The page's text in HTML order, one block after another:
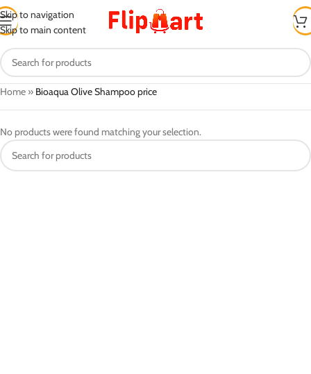
Skip to navigation
Skip to main content
Home » Bioaqua Olive Shampoo price
No products were found matching your selection.